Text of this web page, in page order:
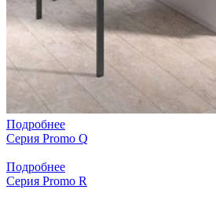
Подробнее
Серия Promo Q
Подробнее
Серия Promo R